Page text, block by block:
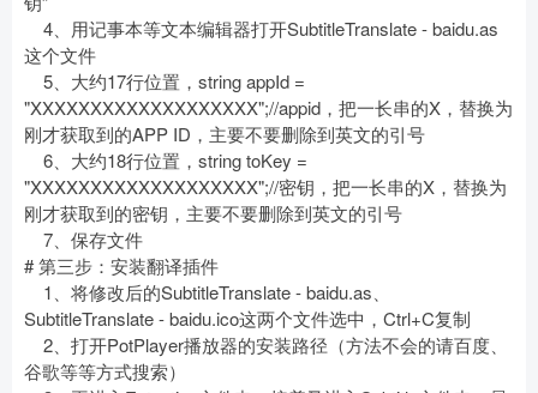
4、用记事本等文本编辑器打开SubtitleTranslate - baidu.as
这个文件
5、大约17行位置，string appId =
"XXXXXXXXXXXXXXXXXXX";//appid，把一长串的X，替换为
刚才获取到的APP ID，主要不要删除到英文的引号
6、大约18行位置，string toKey =
"XXXXXXXXXXXXXXXXXXX";//密钥，把一长串的X，替换为
刚才获取到的密钥，主要不要删除到英文的引号
7、保存文件
# 第三步：安装翻译插件
1、将修改后的SubtitleTranslate - baidu.as、
SubtitleTranslate - baidu.ico这两个文件选中，Ctrl+C复制
2、打开PotPlayer播放器的安装路径（方法不会的请百度、
谷歌等等方式搜索）